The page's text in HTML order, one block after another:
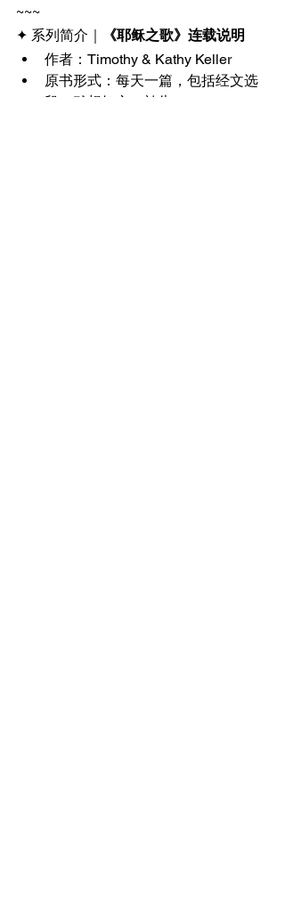
~~~
✦ 系列简介｜
《耶稣之歌》连载说明
作者：Timothy & Kathy Keller
原书形式：每天一篇，包括经文选
段、默想短文、祷告